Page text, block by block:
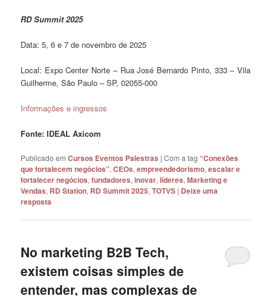
RD Summit 2025
Data: 5, 6 e 7 de novembro de 2025
Local: Expo Center Norte – Rua José Bernardo Pinto, 333 – Vila
Guilherme, São Paulo – SP, 02055-000
Informações e ingressos
Fonte: IDEAL Axicom
Publicado em Cursos Eventos Palestras |Com a tag“Conexões
que fortalecem negócios”,CEOs,empreendedorismo,escalar e
fortalecer negócios,fundadores,inovar,líderes,Marketing e
Vendas, RD Station, RD Summit 2025,TOTVS | Deixe uma
resposta
No marketing B2B Tech,
existem coisas simples de
entender, mas complexas de